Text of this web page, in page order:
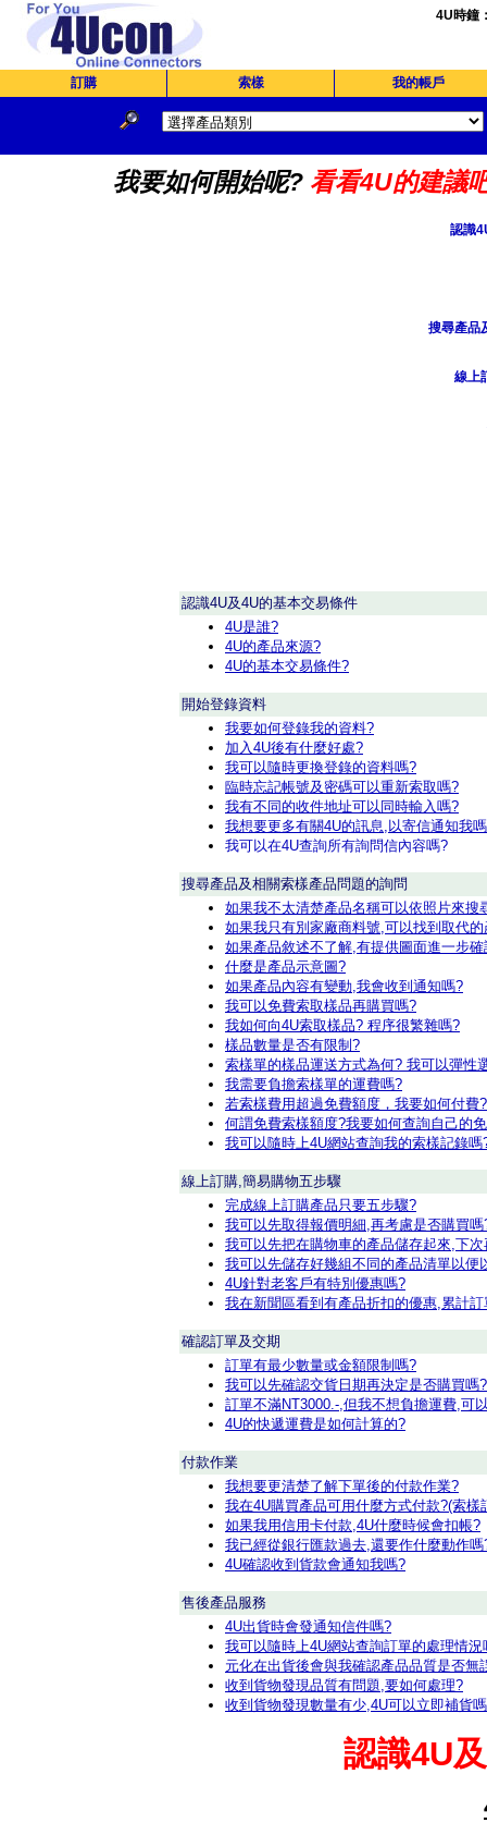
4U時鐘
訂購 索樣 我的帳戶
我要如何開始呢? 看看4U的建議
認識
搜尋產品
線上
認識4U及4U的基本交易條件
4U是誰?
4U的產品來源?
4U的基本交易條件?
開始登錄資料
我要如何登錄我的資料?
加入4U後有什麼好處?
我可以隨時更換登錄的資料嗎?
臨時忘記帳號及密碼可以重新索取嗎?
我有不同的收件地址可以同時輸入嗎?
我想要更多有關4U的訊息,以寄信通知我
我可以在4U查詢所有詢問信內容嗎?
搜尋產品及相關索樣產品問題的詢問
如果我不太清楚產品名稱可以依照片來搜
如果我只有別家廠商料號,可以找到取代的
如果產品敘述不了解,有提供圖面進一步確
什麼是產品示意圖?
如果產品內容有變動,我會收到通知嗎?
我可以免費索取樣品再購買嗎?
我如何向4U索取樣品? 程序很繁雜嗎?
樣品數量是否有限制?
索樣單的樣品運送方式為何? 我可以彈性
我需要負擔索樣單的運費嗎?
若索樣費用超過免費額度，我要如何付費?
何謂免費索樣額度?我要如何查詢自己的
我可以隨時上4U網站查詢我的索樣記錄嗎
線上訂購,簡易購物五步驟
完成線上訂購產品只要五步驟?
我可以先取得報價明細,再考慮是否購買嗎
我可以先把在購物車的產品儲存起來,下
我可以先儲存好幾組不同的產品清單以便
4U針對老客戶有特別優惠嗎?
我在新聞區看到有產品折扣的優惠,累計
確認訂單及交期
訂單有最少數量或金額限制嗎?
我可以先確認交貨日期再決定是否購買嗎?
訂單不滿NT3000.-,但我不想負擔運費,可
4U的快遞運費是如何計算的?
付款作業
我想要更清楚了解下單後的付款作業?
我在4U購買產品可用什麼方式付款?(索
如果我用信用卡付款,4U什麼時候會扣帳?
我已經從銀行匯款過去,還要作什麼動作嗎
4U確認收到貨款會通知我嗎?
售後產品服務
4U出貨時會發通知信件嗎?
我可以隨時上4U網站查詢訂單的處理情況
元化在出貨後會與我確認產品品質是否無
收到貨物發現品質有問題,要如何處理?
收到貨物發現數量有少,4U可以立即補貨
認識4U